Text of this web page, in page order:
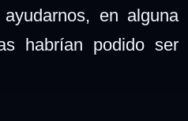
en alguna
habrían podido ser